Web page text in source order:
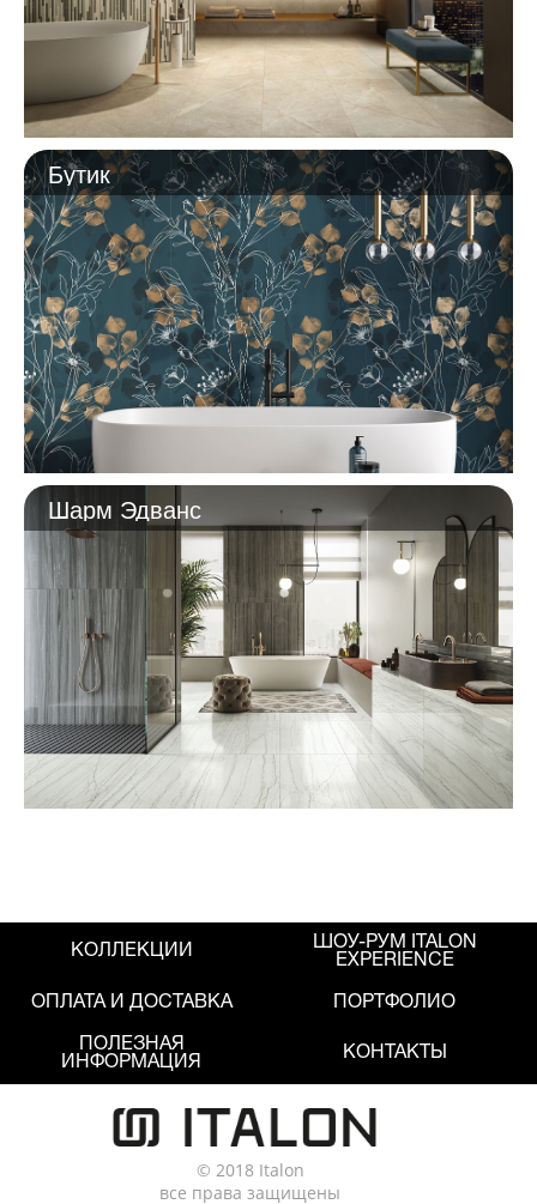
Бутик
Шарм Эдванс
КОЛЛЕКЦИИ
ШОУ-РУМ ITALON
EXPERIENCE
ОПЛАТА И ДОСТАВКА ПОРТФОЛИО
ПОЛЕЗНАЯ
ИНФОРМАЦИЯ
КОНТАКТЫ
© 2018 Italon
все права защищены